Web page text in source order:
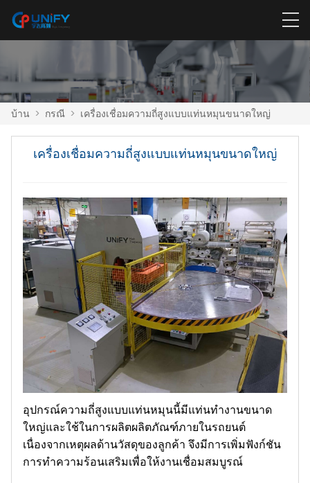
บ้าน > กรณี > เครื่องเชื่อมความถี่สูงแบบแท่นหมุนขนาดใหญ่
เครื่องเชื่อมความถี่สูงแบบแท่นหมุนขนาดใหญ่
อุปกรณ์ความถี่สูงแบบแท่นหมุนนี้มีแท่นทำงานขนาด
ใหญ่และใช้ในการผลิตผลิตภัณฑ์ภายในรถยนต์
เนื่องจากเหตุผลด้านวัสดุของลูกค้า จึงมีการเพิ่มฟังก์ชัน
การทำความร้อนเสริมเพื่อให้งานเชื่อมสมบูรณ์